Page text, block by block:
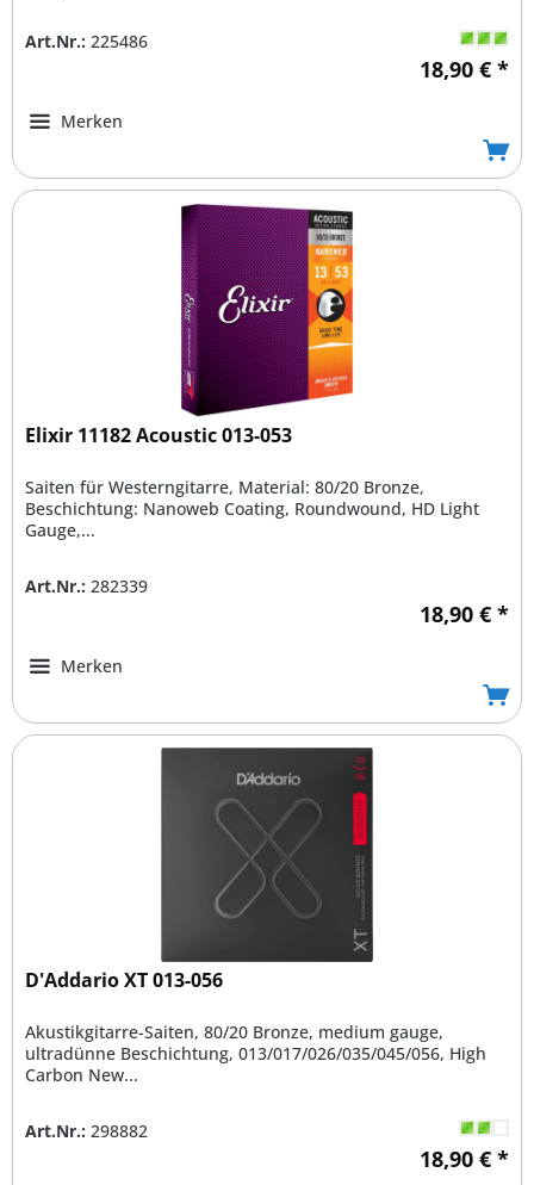
Art.Nr.: 225486
18,90 € *
Merken
Elixir 11182 Acoustic 013-053
Saiten für Westerngitarre, Material: 80/20 Bronze,
Beschichtung: Nanoweb Coating, Roundwound, HD Light
Gauge,...
Art.Nr.: 282339
18,90 € *
Merken
D'Addario XT 013-056
Akustikgitarre-Saiten, 80/20 Bronze, medium gauge,
ultradünne Beschichtung, 013/017/026/035/045/056, High
Carbon New...
Art.Nr.: 298882
18,90 € *